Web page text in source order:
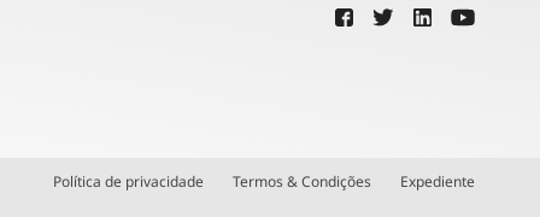
Política de privacidade Termos & Condições Expediente